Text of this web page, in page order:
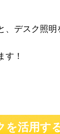
、デスク照
す！
を活用す